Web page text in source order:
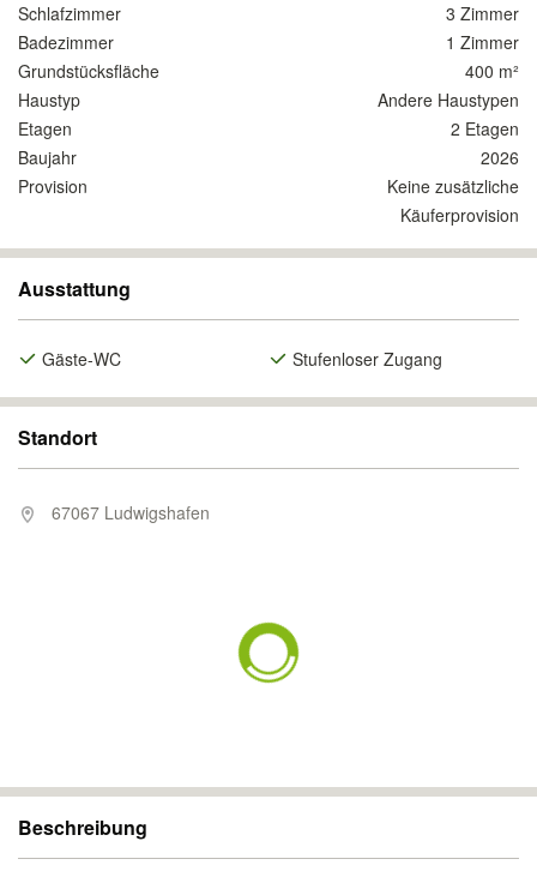
Schlafzimmer
3 Zimmer
Badezimmer
1 Zimmer
Grundstücksfläche
400 m²
Haustyp
Andere Haustypen
Etagen
2 Etagen
Baujahr
2026
Provision
Keine zusätzliche
Käuferprovision
Ausstattung
Gäste-WC Stufenloser Zugang
Standort
67067 Ludwigshafen
Beschreibung